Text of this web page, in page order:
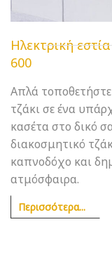
Ηλεκτρική
600
Απλά
τζάκι σε ένα
κασέτα στο δικό
διακοσμητικό
καπνοδόχο και
ατμόσφαιρα.
Περισσότερα...